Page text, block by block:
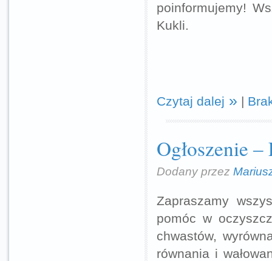
poinformujemy!
Kukli.
Czytaj dalej |
Ogłoszenie
Dodany przez
Zapraszamy
pomóc w
chwastów,
równania i